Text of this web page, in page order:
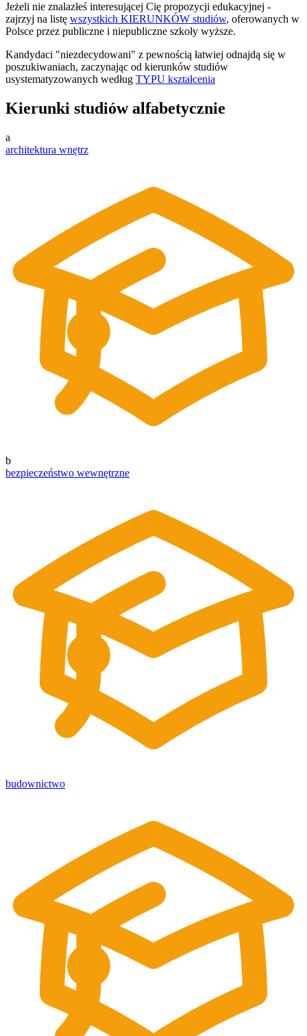
Jeżeli nie znalazłeś interesującej Cię propozycji edukacyjnej -
zajrzyj na listę wszystkich KIERUNKÓW studiów, oferowanych w
Polsce przez publiczne i niepubliczne szkoły wyższe.
Kandydaci "niezdecydowani" z pewnością łatwiej odnajdą się w
poszukiwaniach, zaczynając od kierunków studiów
usystematyzowanych według TYPU kształcenia
Kierunki studiów alfabetycznie
a
architektura wnętrz
b
bezpieczeństwo wewnętrzne
budownictwo